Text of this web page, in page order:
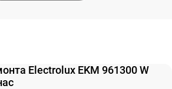
Electrolux EKM 961300 W